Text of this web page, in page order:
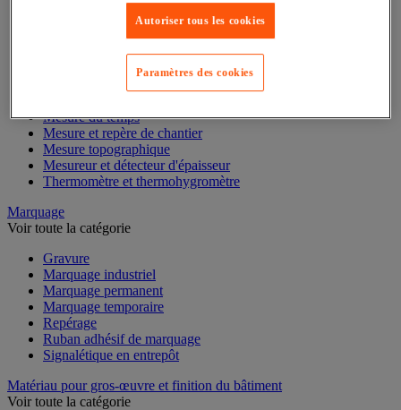
Équipement optique
Instrument de mesure de laboratoire
Mesure de distance
Mesure de la vitesse
Mesure du temps
Mesure et repère de chantier
Mesure topographique
Mesureur et détecteur d'épaisseur
Thermomètre et thermohygromètre
Marquage
Voir toute la catégorie
Gravure
Marquage industriel
Marquage permanent
Marquage temporaire
Repérage
Ruban adhésif de marquage
Signalétique en entrepôt
Matériau pour gros-œuvre et finition du bâtiment
Voir toute la catégorie
Autoriser tous les cookies
Paramètres des cookies